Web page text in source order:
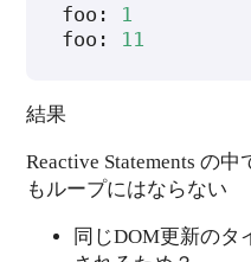
foo :
1
foo : 11
結果
Reactive Statements の
もループにはならない
同じDOM更新のタ